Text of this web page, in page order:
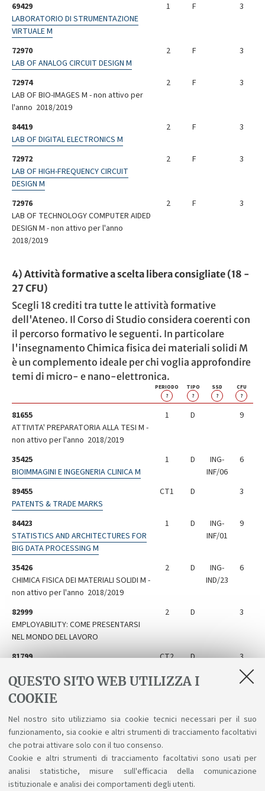
QUESTO SITO WEB UTILIZZA I
COOKIE
Nel nostro sito utilizziamo sia cookie tecnici necessari per il suo
funzionamento, sia cookie e altri strumenti di tracciamento facoltativi
che potrai attivare solo con il tuo consenso.
Cookie e altri strumenti di tracciamento facoltativi sono usati per
analisi statistiche, misure sull'efficacia della comunicazione
istituzionale e analisi dei comportamenti degli utenti.
69429
LABORATORIO DI STRUMENTAZIONE
VIRTUALE M
1 F 3
72970
LAB OF ANALOG CIRCUIT DESIGN M
2 F 3
72974
LAB OF BIO-IMAGES M - non attivo per
l'anno 2018/2019
2 F 3
84419
LAB OF DIGITAL ELECTRONICS M
2 F 3
72972
LAB OF HIGH-FREQUENCY CIRCUIT
DESIGN M
2 F 3
72976
LAB OF TECHNOLOGY COMPUTER AIDED
DESIGN M - non attivo per l'anno
2018/2019
2 F 3
4) Attività formative a scelta libera consigliate (18 -
27 CFU)
Scegli 18 crediti tra tutte le attività formative
dell'Ateneo. Il Corso di Studio considera coerenti con
il percorso formativo le seguenti. In particolare
l'insegnamento Chimica fisica dei materiali solidi M
è un complemento ideale per chi voglia approfondire
temi di micro- e nano-elettronica.
PERIODO
?
TIPO
?
SSD
?
CFU
?
81655
ATTIVITA' PREPARATORIA ALLA TESI M -
non attivo per l'anno 2018/2019
1 D 9
35425
BIOIMMAGINI E INGEGNERIA CLINICA M
1 D
ING-
INF/06
6
89455
PATENTS & TRADE MARKS
CT1 D 3
84423
STATISTICS AND ARCHITECTURES FOR
BIG DATA PROCESSING M
1 D
ING-
INF/01
9
35426
CHIMICA FISICA DEI MATERIALI SOLIDI M -
non attivo per l'anno 2018/2019
2 D
ING-
IND/23
6
82999
EMPLOYABILITY: COME PRESENTARSI
NEL MONDO DEL LAVORO
2 D 3
81799
SKILLS M
CT2 D 3
81656
TIROCINIO IN AZIENDA PER ATTIVITA' DI
TESI M - non attivo per l'anno
2018/2019